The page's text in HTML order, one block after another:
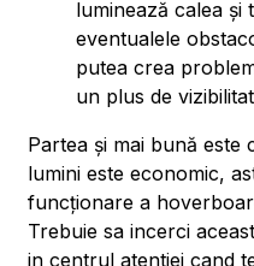
luminează calea și
eventualele
putea crea
un plus de
Partea și mai bună este
lumini este economic,
funcționare a
Trebuie sa incerci
in centrul atentiei cand